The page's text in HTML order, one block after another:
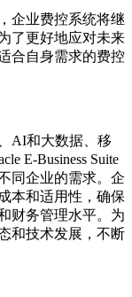
企业费控系统将继
了更好地应对未来
合自身需求的费控
AI和大数据、移
E-Business Suite
同企业的需求。企
本和适用性，确保
财务管理水平。为
和技术发展，不断